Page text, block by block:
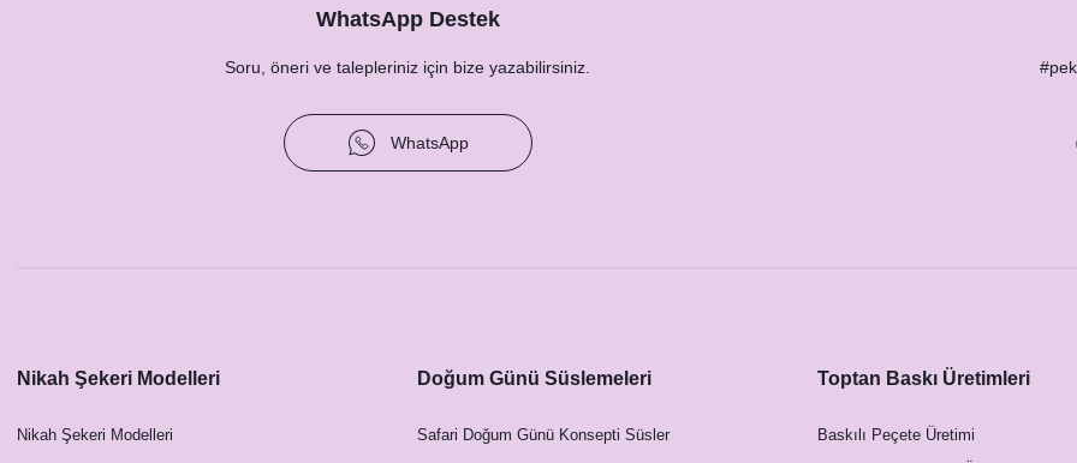
WhatsApp Destek
Soru, öneri ve talepleriniz için bize yazabilirsiniz.
WhatsApp
Nikah Şekeri Modelleri
Nikah Şekeri Modelleri
Doğum Günü Süslemeleri
Safari Doğum Günü Konsepti Süsler
Toptan Baskı Üretimleri
Baskılı Peçete Üretimi